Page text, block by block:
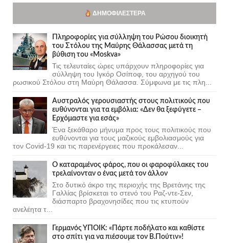
ΔΗΜΟΦΙΛΈΣΤΕΡΑ
Πληροφορίες για σύλληψη του Ρώσου διοικητή
του Στόλου της Mαύρης Θάλασσας μετά τη
βύθιση του «Moskva»
Τις τελευταίες ώρες υπάρχουν πληροφορίες για
σύλληψη του Ιγκόρ Οσίποφ, του αρχηγού του
ρωσικού Στόλου στη Μαύρη Θάλασσα. Σύμφωνα με τις πλη...
Αυστραλός γερουσιαστής στους πολιτικούς που
ευθύνονται για τα εμβόλια: «Δεν θα ξεφύγετε –
Ερχόμαστε για εσάς»
Ένα ξεκάθαρο μήνυμα προς τους πολιτικούς που
ευθύνονται για τους μαζικούς εμβολιασμούς για
τον Covid-19 και τις παρενέργειες που προκάλεσαν...
Ο καταραμένος φάρος, που οι φαροφύλακες του
τρελαίνονταν ο ένας μετά τον άλλον
Στο δυτικό άκρο της περιοχής της Βρετάνης της
Γαλλίας βρίσκεται το στενό του Ραζ-ντε-Σεν,
διάσπαρτο βραχονησίδες που τις κτυπούν
ανελέητα τ...
Γερμανός ΥΠΟΙΚ: «Πάρτε ποδήλατο και καθίστε
στο σπίτι για να πιέσουμε τον Β.Πούτιν»!